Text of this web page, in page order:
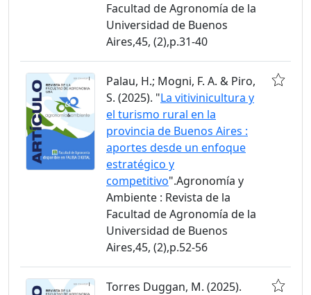
Facultad de Agronomía de la
Universidad de Buenos
Aires,45, (2),p.31-40
Palau, H.; Mogni, F. A. & Piro,
S. (2025). "La vitivinicultura y
el turismo rural en la
provincia de Buenos Aires :
aportes desde un enfoque
estratégico y
competitivo".Agronomía y
Ambiente : Revista de la
Facultad de Agronomía de la
Universidad de Buenos
Aires,45, (2),p.52-56
Torres Duggan, M. (2025).